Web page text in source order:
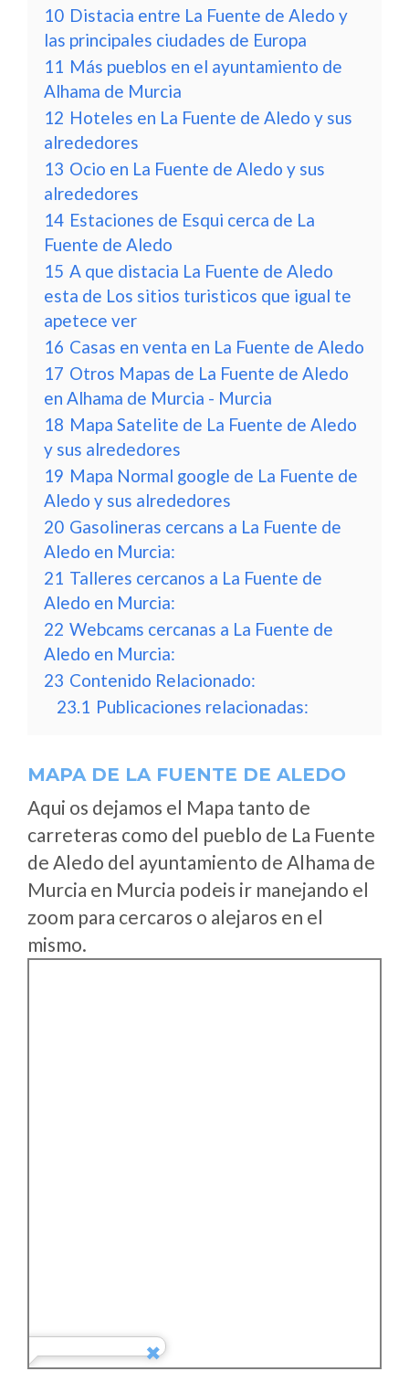
10 Distacia entre La Fuente de Aledo y
las principales ciudades de Europa
11 Más pueblos en el ayuntamiento de
Alhama de Murcia
12 Hoteles en La Fuente de Aledo y sus
alrededores
13 Ocio en La Fuente de Aledo y sus
alrededores
14 Estaciones de Esqui cerca de La
Fuente de Aledo
15 A que distacia La Fuente de Aledo
esta de Los sitios turisticos que igual te
apetece ver
16 Casas en venta en La Fuente de Aledo
17 Otros Mapas de La Fuente de Aledo
en Alhama de Murcia - Murcia
18 Mapa Satelite de La Fuente de Aledo
y sus alrededores
19 Mapa Normal google de La Fuente de
Aledo y sus alrededores
20 Gasolineras cercans a La Fuente de
Aledo en Murcia:
21 Talleres cercanos a La Fuente de
Aledo en Murcia:
22 Webcams cercanas a La Fuente de
Aledo en Murcia:
23 Contenido Relacionado:
23.1 Publicaciones relacionadas:
MAPA DE LA FUENTE DE ALEDO
Aqui os dejamos el Mapa tanto de
carreteras como del pueblo de La Fuente
de Aledo del ayuntamiento de Alhama de
Murcia en Murcia podeis ir manejando el
zoom para cercaros o alejaros en el
mismo.